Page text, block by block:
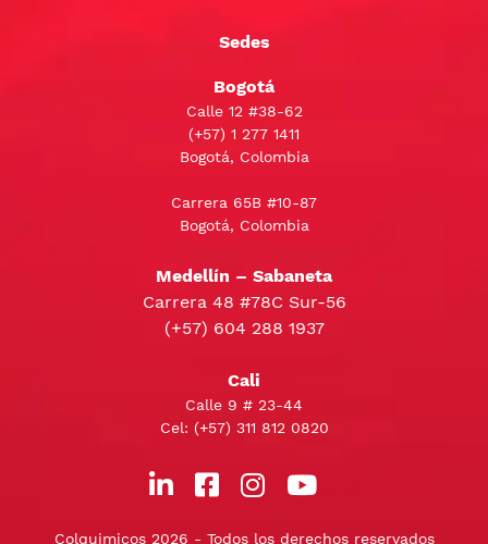
Sedes
Bogotá
Calle 12 #38-62
(+57) 1 277 1411
Bogotá, Colombia
Carrera 65B #10-87
Bogotá, Colombia
Medellín – Sabaneta
Carrera 48 #78C Sur-56
(+57) 604 288 1937
Cali
Calle 9 # 23-44
Cel: (+57) 311 812 0820
Colquimicos 2026 - Todos los derechos reservados